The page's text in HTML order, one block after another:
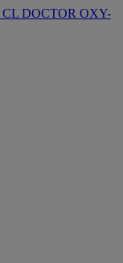
CL DOCTOR OXY-